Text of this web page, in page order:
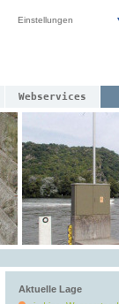
Einstellungen
Webservices
Aktuelle Lage